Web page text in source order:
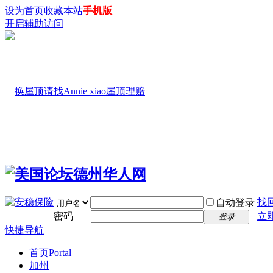
设为首页收藏本站手机版
开启辅助访问
自动登录 找
密码
登录
立
快捷导航
首页Portal
加州